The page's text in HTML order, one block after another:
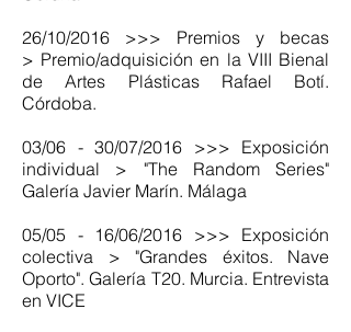
26/10/2016 >>> Premios y becas
> Premio/adquisición en la VIII Bienal
de Artes Plásticas Rafael Botí.
Córdoba.
03/06 - 30/07/2016 >>> Exposición
individual > "The Random Series"
Galería Javier Marín. Málaga
05/05 - 16/06/2016 >>> Exposición
colectiva > "Grandes éxitos. Nave
Oporto". Galería T20. Murcia. Entrevista
en VICE